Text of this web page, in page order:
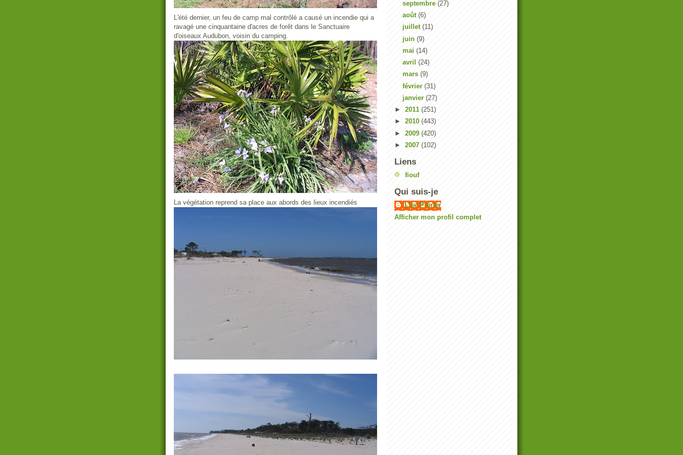
L'été dernier, un feu de camp mal contrôlé a causé un incendie qui a
ravagé une cinquantaine d'acres de forêt dans le Sanctuaire
d'oiseaux Audubon, voisin du camping.
La végétation reprend sa place aux abords des lieux incendiés
septembre (27)
août (6)
juillet (11)
juin (9)
mai (14)
avril (24)
mars (9)
février (31)
janvier (27)
► 2011 (251)
► 2010 (443)
► 2009 (420)
► 2007 (102)
Liens
fiouf
Qui suis-je
Lise Poirier
Afficher mon profil complet